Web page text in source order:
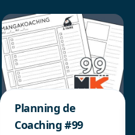
Planning de
Coaching #99